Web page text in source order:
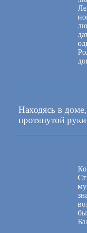
Находясь в
протянутой руки
бы